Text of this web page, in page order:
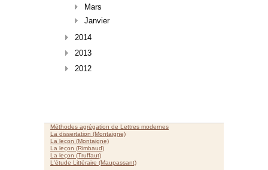
Mars
Janvier
2014
2013
2012
Méthodes agrégation de Lettres modernes
La dissertation (Montaigne)
La leçon (Montaigne)
La leçon (Rimbaud)
La leçon (Truffaut)
L'étude Littéraire (Maupassant)